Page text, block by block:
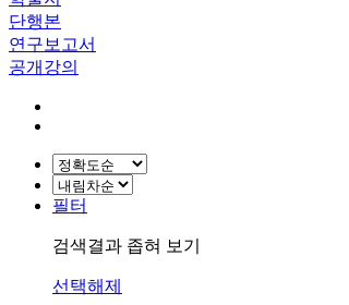
단행본
연구보고서
공개강의
필터
검색결과 좁혀 보기
선택해제